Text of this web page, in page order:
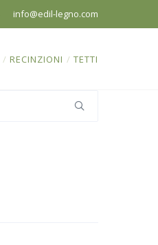
info@edil-legno.com
/ RECINZIONI / TETTI